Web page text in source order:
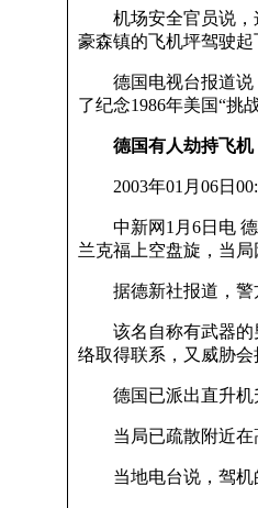
机场安全官员说，
豪森镇的飞机坪驾驶
德国电视台报道说
了纪念1986年美国“挑
德国有人劫持飞
2003年01月06日
中新网1月6日电 德
兰克福上空盘旋，当
据德新社报道，警
该名自称有武器的
络取得联系，又威胁
德国已派出直升机
当局已疏散附近在
当地电台说，驾机